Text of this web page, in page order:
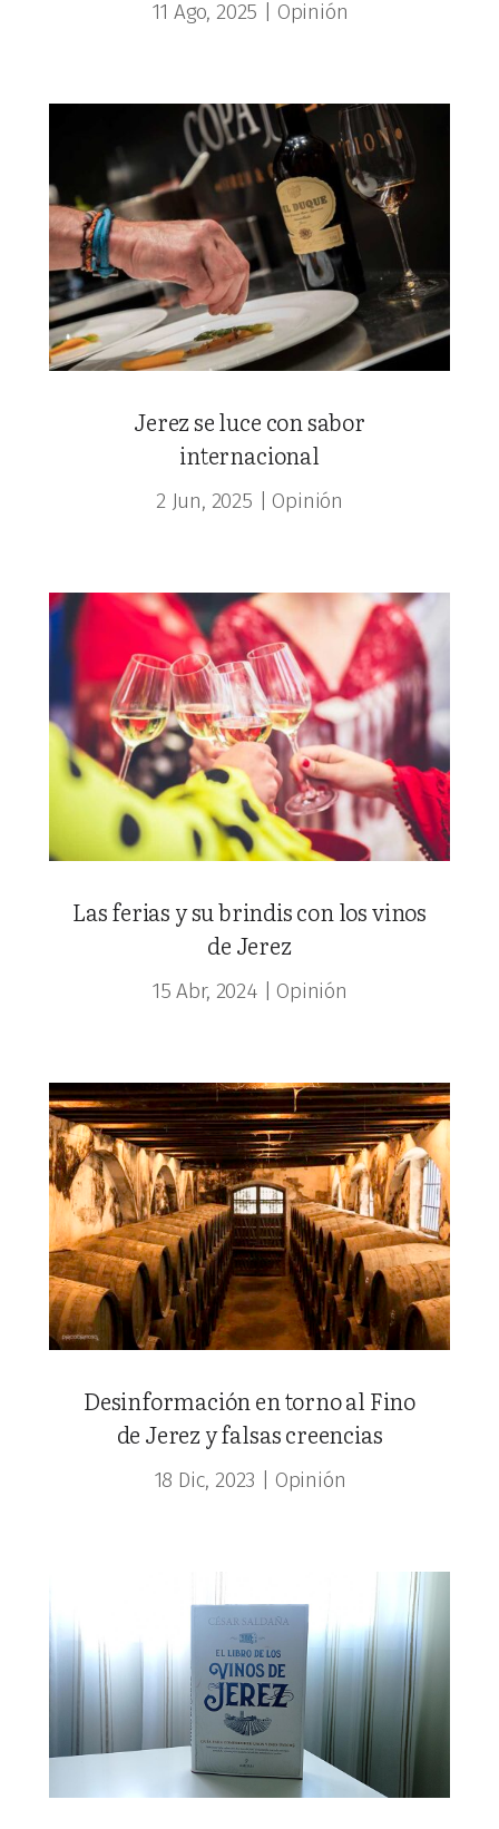
11 Ago, 2025 Opinión
Jerez se luce con sabor
internacional
2 Jun, 2025 Opinión
Las ferias y su brindis con los vinos
de Jerez
15 Abr, 2024| Opinión
Desinformación en torno al Fino
de Jerez y falsas creencias
18 Dic, 2023 Opinión